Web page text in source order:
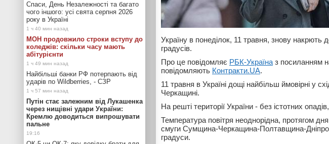
Україну в понеділок, 11 травня, знову накрють
градусів.
Про це повідомляє РБК-Україна з посиланням
повідомляють Контракти.UA.
11 травня в Україні дощі найбільш ймовірні у
Черкащині.
На решті території України - без істотних
Температура повітря неоднорідна, протягом
смуги Сумщина-Черкащина-Полтавщина-
градуси.
Спаси, День Незалежності та багато
чого іншого: усі свята серпня 2026
року в Україні
МОН продовжило строки вступу до
коледжів: скільки часу мають
абітурієнти
Найбільші банки РФ потерпають від
ударів по Wildberries, - СЗР
Путін стає залежним від Лукашенка
через нищівні удари України:
Кремлю доводиться випрошувати
пальне